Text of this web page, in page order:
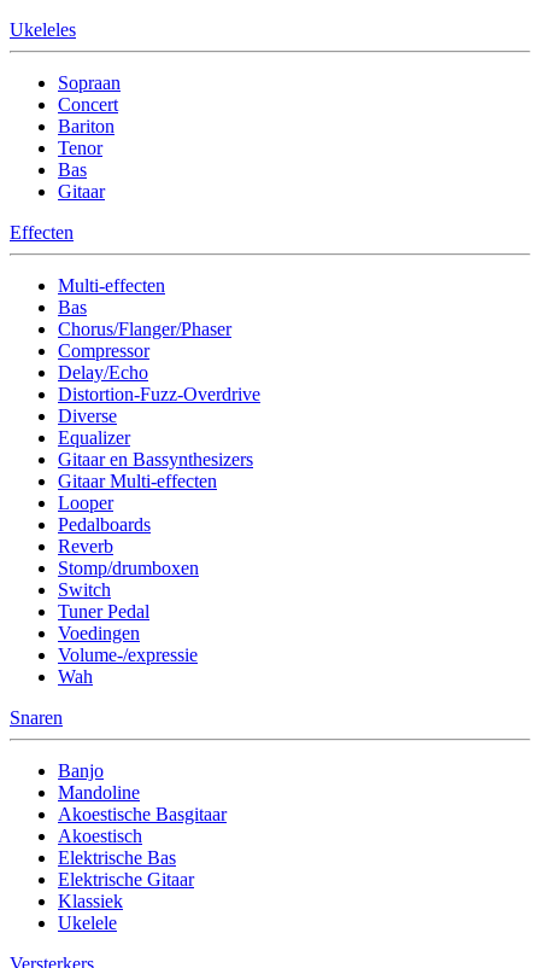
Ukeleles
Sopraan
Concert
Bariton
Tenor
Bas
Gitaar
Effecten
Multi-effecten
Bas
Chorus/Flanger/Phaser
Compressor
Delay/Echo
Distortion-Fuzz-Overdrive
Diverse
Equalizer
Gitaar en Bassynthesizers
Gitaar Multi-effecten
Looper
Pedalboards
Reverb
Stomp/drumboxen
Switch
Tuner Pedal
Voedingen
Volume-/expressie
Wah
Snaren
Banjo
Mandoline
Akoestische Basgitaar
Akoestisch
Elektrische Bas
Elektrische Gitaar
Klassiek
Ukelele
Versterkers